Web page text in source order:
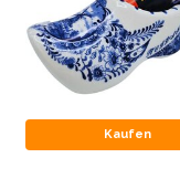
Kaufen